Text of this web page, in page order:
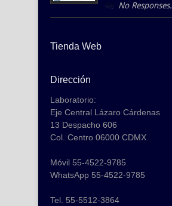
No Responses.
Tienda Web
Dirección
Laboratorio:
Eje Central Lázaro Cárdenas
13 Despacho 606
Col. Centro 06000 CDMX
Móvil 55-4522-9785
WhatsApp 55-4522-9785
Tel. 55-5512-3864